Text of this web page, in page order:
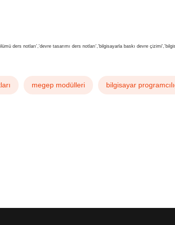
ders notları','devre tasarımı ders notları','bilgisayarla baskı devre
megep modülleri bilgisayar